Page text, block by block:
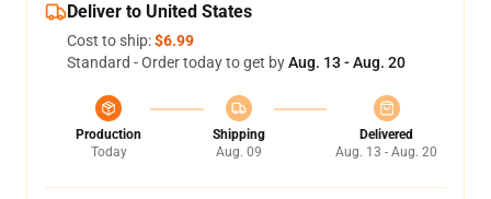
Deliver to United States
Cost to ship:$6.99
Standard - Order today to get byAug. 13 - Aug. 20
Production
Today
Shipping
Aug. 09
Delivered
Aug. 13 - Aug. 20